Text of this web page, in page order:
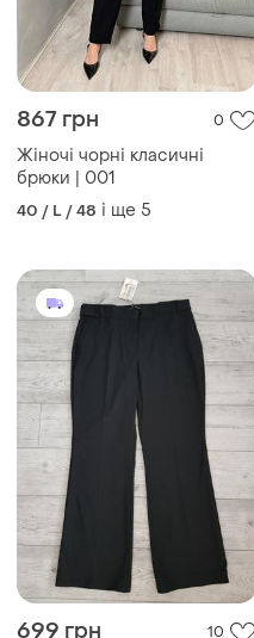
Жіночі чорні класичні
брюки | 001
40 / L / 48 і ще 5
699 грн 10
Next
Чорні класичні брюки
40 і ще 1